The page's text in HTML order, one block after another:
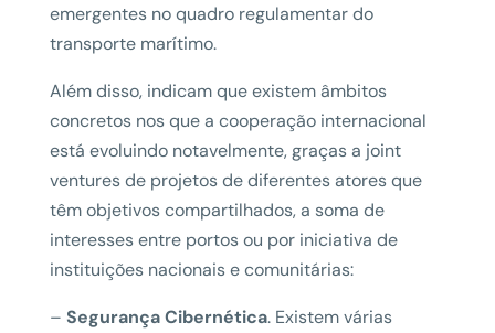
emergentes no quadro regulamentar do
transporte marítimo.
Além disso, indicam que existem âmbitos
concretos nos que a cooperação internacional
está evoluindo notavelmente, graças a joint
ventures de projetos de diferentes atores que
têm objetivos compartilhados, a soma de
interesses entre portos ou por iniciativa de
instituições nacionais e comunitárias:
– Segurança Cibernética. Existem várias